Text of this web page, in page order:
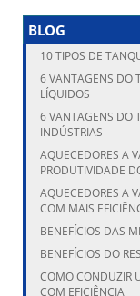
BLOG
10 TIPOS DE
6 VANTAGENS DO
LÍQUIDOS
6 VANTAGENS DO
INDÚSTRIAS
AQUECEDORES A
PRODUTIVIDADE
AQUECEDORES A
COM MAIS
BENEFÍCIOS DAS
BENEFÍCIOS DO
COMO CONDUZIR
COM EFICIÊNCIA